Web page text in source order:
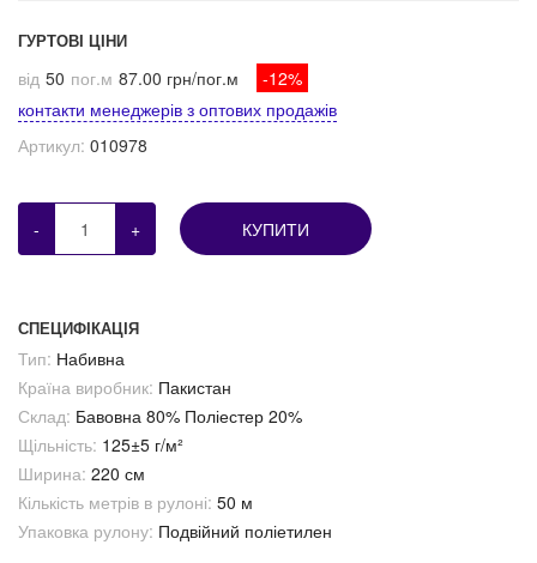
ГУРТОВІ ЦІНИ
від 50 пог.м 87.00 грн/пог.м
-12%
контакти менеджерів з оптових продажів
Артикул: 010978
- + КУПИТИ
СПЕЦИФІКАЦІЯ
Тип: Набивна
Країна виробник: Пакистан
Склад: Бавовна 80% Поліестер 20%
Щільність: 125±5 г/м²
Ширина: 220 см
Кількість метрів в рулоні: 50 м
Упаковка рулону: Подвійний поліетилен